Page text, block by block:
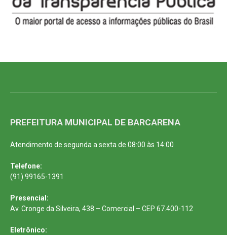
PREFEITURA MUNICIPAL DE BARCARENA
Atendimento de segunda a sexta de 08:00 às 14:00
Telefone:
(91) 99165-1391
Presencial:
Av. Cronge da Silveira, 438 – Comercial – CEP 67.400-112
Eletrônico: